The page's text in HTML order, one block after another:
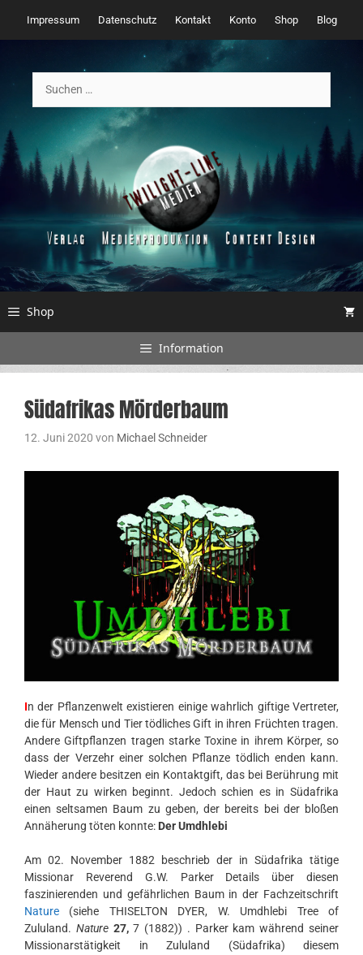
Inhalt
springen
Impressum Datenschutz Kontakt Konto Shop Blog
nach:
Shop
Information
Südafrikas Mörderbaum
12. Juni 2020 von Michael Schneider
In der Pflanzenwelt existieren einige wahrlich giftige Vertreter,
die für Mensch und Tier tödliches Gift in ihren Früchten tragen.
Andere Giftpflanzen tragen starke Toxine in ihrem Körper, so
dass der Verzehr einer solchen Pflanze tödlich enden kann.
Wieder andere besitzen ein Kontaktgift, das bei Berührung mit
der Haut zu wirken beginnt. Jedoch schien es in Südafrika
einen seltsamen Baum zu geben, der bereits bei der bloßen
Annäherung töten konnte: Der Umdhlebi
Am 02. November 1882 beschrieb der in Südafrika tätige
Missionar Reverend G.W. Parker Details über diesen
faszinierenden und gefährlichen Baum in der Fachzeitschrift
Nature (siehe THISELTON DYER, W. Umdhlebi Tree of
Zululand. Nature 27,7 (1882)) . Parker kam während seiner
Missionarstätigkeit in Zululand (Südafrika) diesem